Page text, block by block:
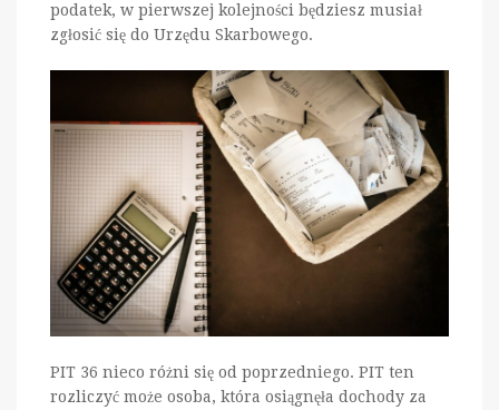
podatek, w pierwszej kolejności będziesz musiał
zgłosić się do Urzędu Skarbowego.
PIT 36 nieco różni się od poprzedniego. PIT ten
rozliczyć może osoba, która osiągnęła dochody za